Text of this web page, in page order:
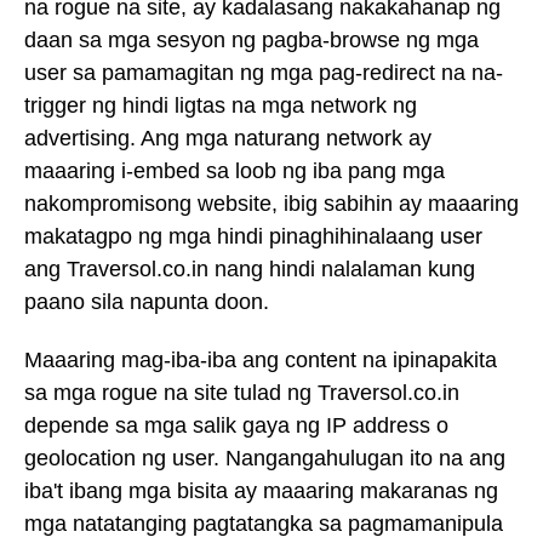
na rogue na site, ay kadalasang nakakahanap ng
daan sa mga sesyon ng pagba-browse ng mga
user sa pamamagitan ng mga pag-redirect na na-
trigger ng hindi ligtas na mga network ng
advertising. Ang mga naturang network ay
maaaring i-embed sa loob ng iba pang mga
nakompromisong website, ibig sabihin ay maaaring
makatagpo ng mga hindi pinaghihinalaang user
ang Traversol.co.in nang hindi nalalaman kung
paano sila napunta doon.
Maaaring mag-iba-iba ang content na ipinapakita
sa mga rogue na site tulad ng Traversol.co.in
depende sa mga salik gaya ng IP address o
geolocation ng user. Nangangahulugan ito na ang
iba't ibang mga bisita ay maaaring makaranas ng
mga natatanging pagtatangka sa pagmamanipula